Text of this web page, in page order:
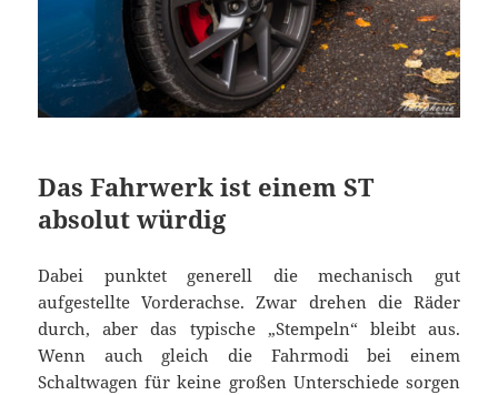
Das Fahrwerk ist einem ST
absolut würdig
Dabei punktet generell die mechanisch gut
aufgestellte Vorderachse. Zwar drehen die Räder
durch, aber das typische „Stempeln“ bleibt aus.
Wenn auch gleich die Fahrmodi bei einem
Schaltwagen für keine großen Unterschiede sorgen